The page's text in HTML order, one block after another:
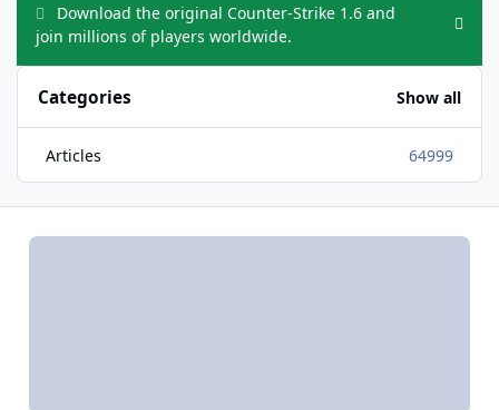
Download the original Counter-Strike 1.6 and
join millions of players worldwide.
Hide
Categories Show all
Articles 64999